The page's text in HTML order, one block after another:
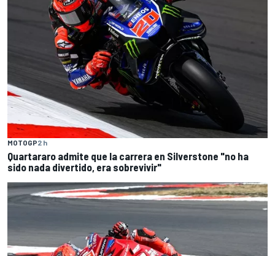
MOTOGP2 h
Quartararo admite que la carrera en Silverstone "no ha
sido nada divertido, era sobrevivir"